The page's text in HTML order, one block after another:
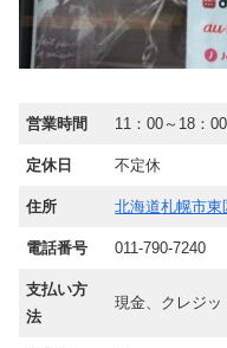
営業時間 11：00～18：00
定休日 不定休
住所 北海道札幌市東
電話番号 011-790-7240
支払い方
法
現金、クレジッ